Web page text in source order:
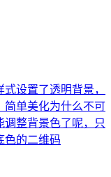
设置了透明背景，
简单美化为什么不可
调整背景色了呢，只
色的二维码